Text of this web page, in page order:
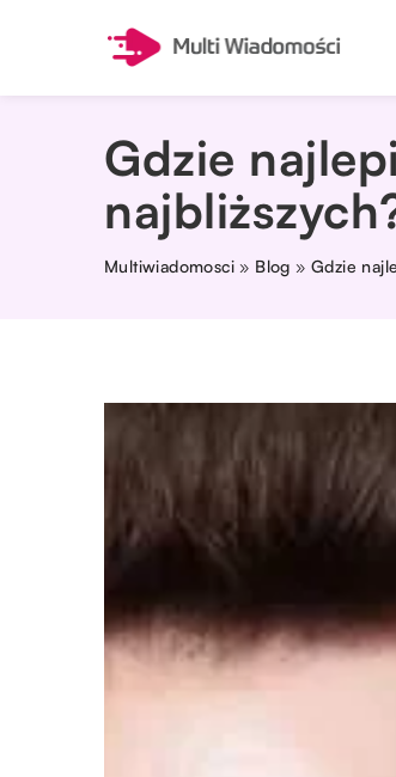
Gdzie
Multiwiadomosci » Blog »Gdzie